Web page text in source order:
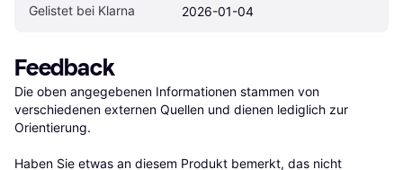
Gelistet bei Klarna 2026-01-04
Feedback
Die oben angegebenen Informationen stammen von
verschiedenen externen Quellen und dienen lediglich zur
Orientierung.
Haben Sie etwas an diesem Produkt bemerkt, das nicht